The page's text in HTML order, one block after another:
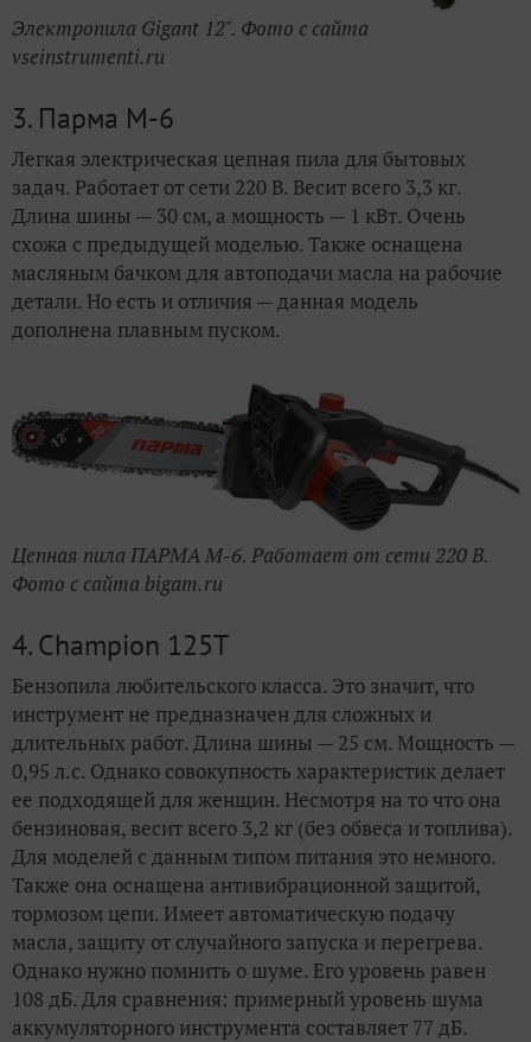
Электропила Gigant 12". Фото с сайта
vseinstrumenti.ru
3. Парма М-6
Легкая электрическая цепная пила для бытовых
задач. Работает от сети 220 В. Весит всего 3,3 кг.
Длина шины — 30 см, а мощность — 1 кВт. Очень
схожа с предыдущей моделью. Также оснащена
масляным бачком для автоподачи масла на рабочие
детали. Но есть и отличия — данная модель
дополнена плавным пуском.
Цепная пила ПАРМА М-6. Работает от сети 220 В.
Фото с сайта bigam.ru
4. Champion 125T
Бензопила любительского класса. Это значит, что
инструмент не предназначен для сложных и
длительных работ. Длина шины — 25 см. Мощность —
0,95 л.с. Однако совокупность характеристик делает
ее подходящей для женщин. Несмотря на то что она
бензиновая, весит всего 3,2 кг (без обвеса и топлива).
Для моделей с данным типом питания это немного.
Также она оснащена антивибрационной защитой,
тормозом цепи. Имеет автоматическую подачу
масла, защиту от случайного запуска и перегрева.
Однако нужно помнить о шуме. Его уровень равен
108 дБ. Для сравнения: примерный уровень шума
аккумуляторного инструмента составляет 77 дБ.